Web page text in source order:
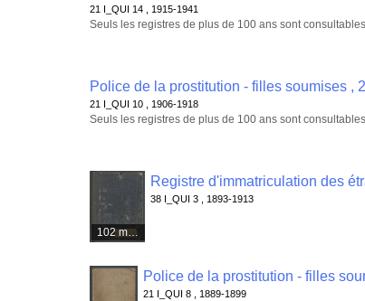
21 I_QUI 14 , 1915-1941
Seuls les registres de plus de 100 ans sont
Police de la prostitution - filles soumises ,
21 I_QUI 10 , 1906-1918
Seuls les registres de plus de 100 ans sont
102 médias
Registre d'immatriculation des
38 I_QUI 3 , 1893-1913
Police de la prostitution - filles
21 I_QUI 8 , 1889-1899